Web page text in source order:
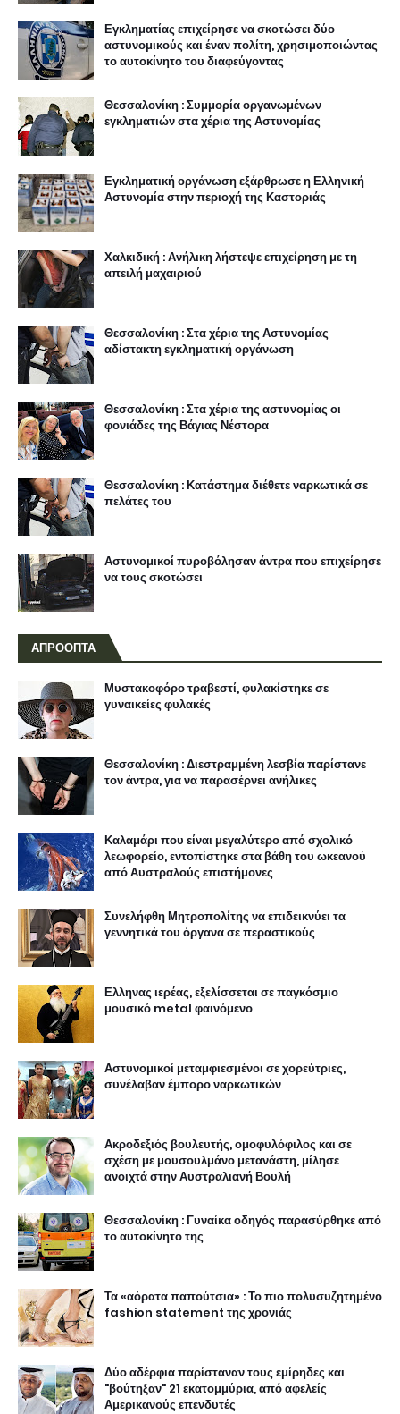
Εγκληματίας επιχείρησε να σκοτώσει δύο
αστυνομικούς και έναν πολίτη, χρησιμοποιώντας
το αυτοκίνητο του διαφεύγοντας
Θεσσαλονίκη : Συμμορία οργανωμένων
εγκληματιών στα χέρια της Αστυνομίας
Εγκληματική οργάνωση εξάρθρωσε η Ελληνική
Αστυνομία στην περιοχή της Καστοριάς
Χαλκιδική : Ανήλικη λήστεψε επιχείρηση με τη
απειλή μαχαιριού
Θεσσαλονίκη : Στα χέρια της Αστυνομίας
αδίστακτη εγκληματική οργάνωση
Θεσσαλονίκη : Στα χέρια της αστυνομίας οι
φονιάδες της Βάγιας Νέστορα
Θεσσαλονίκη : Κατάστημα διέθετε ναρκωτικά σε
πελάτες του
Αστυνομικοί πυροβόλησαν άντρα που επιχείρησε
να τους σκοτώσει
ΑΠΡΟΟΠΤΑ
Μυστακοφόρο τραβεστί, φυλακίστηκε σε
γυναικείες φυλακές
Θεσσαλονίκη : Διεστραμμένη λεσβία παρίστανε
τον άντρα, για να παρασέρνει ανήλικες
Καλαμάρι που είναι μεγαλύτερο από σχολικό
λεωφορείο, εντοπίστηκε στα βάθη του ωκεανού
από Αυστραλούς επιστήμονες
Συνελήφθη Μητροπολίτης να επιδεικνύει τα
γεννητικά του όργανα σε περαστικούς
Ελληνας ιερέας, εξελίσσεται σε παγκόσμιο
μουσικό metal φαινόμενο
Αστυνομικοί μεταμφιεσμένοι σε χορεύτριες,
συνέλαβαν έμπορο ναρκωτικών
Ακροδεξιός βουλευτής, ομοφυλόφιλος και σε
σχέση με μουσουλμάνο μετανάστη, μίλησε
ανοιχτά στην Αυστραλιανή Βουλή
Θεσσαλονίκη : Γυναίκα οδηγός παρασύρθηκε από
το αυτοκίνητο της
Τα «αόρατα παπούτσια» : Το πιο πολυσυζητημένο
fashion statement της χρονιάς
Δύο αδέρφια παρίσταναν τους εμίρηδες και
"βούτηξαν" 21 εκατομμύρια, από αφελείς
Αμερικανούς επενδυτές